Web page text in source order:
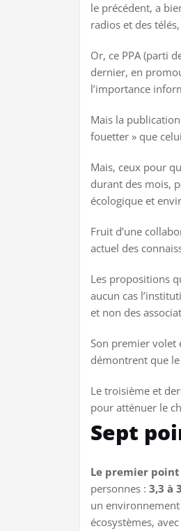
le précédent, a
radios et des
Or, ce PPA (parti
dernier, en
l’importance
Mais la
fouetter » que
Mais, ceux pour
durant des mois,
écologique et
Fruit d’une
actuel des
Les propositions
aucun cas
et non des
Son premier volet
démontrent que le
Le troisième et
pour atténuer le
Sept
Le premier
personnes : 3,3 à
un
écosystèmes,